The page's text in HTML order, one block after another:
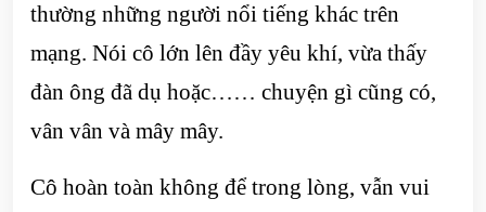
thường những người nổi tiếng khác trên
mạng. Nói cô lớn lên đầy yêu khí, vừa thấy
đàn ông đã dụ hoặc…… chuyện gì cũng có,
vân vân và mây mây.
Cô hoàn toàn không để trong lòng, vẫn vui